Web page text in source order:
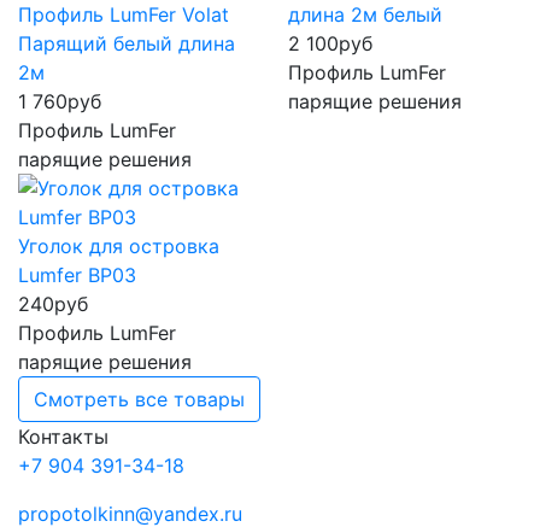
Профиль LumFer Volat
Парящий белый длина
2м
1 760руб
Профиль LumFer
парящие решения
длина 2м белый
2 100руб
Профиль LumFer
парящие решения
Уголок для островка
Lumfer BP03
240руб
Профиль LumFer
парящие решения
Смотреть все товары
Контакты
+7 904 391-34-18
propotolkinn@yandex.ru